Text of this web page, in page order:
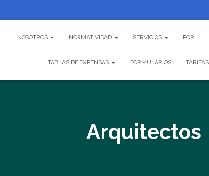
NOSOTROS NORMATIVIDAD SERVICIOS PQR
TABLAS DE EXPENSAS FORMULARIOS TARIFAS
Arquitectos